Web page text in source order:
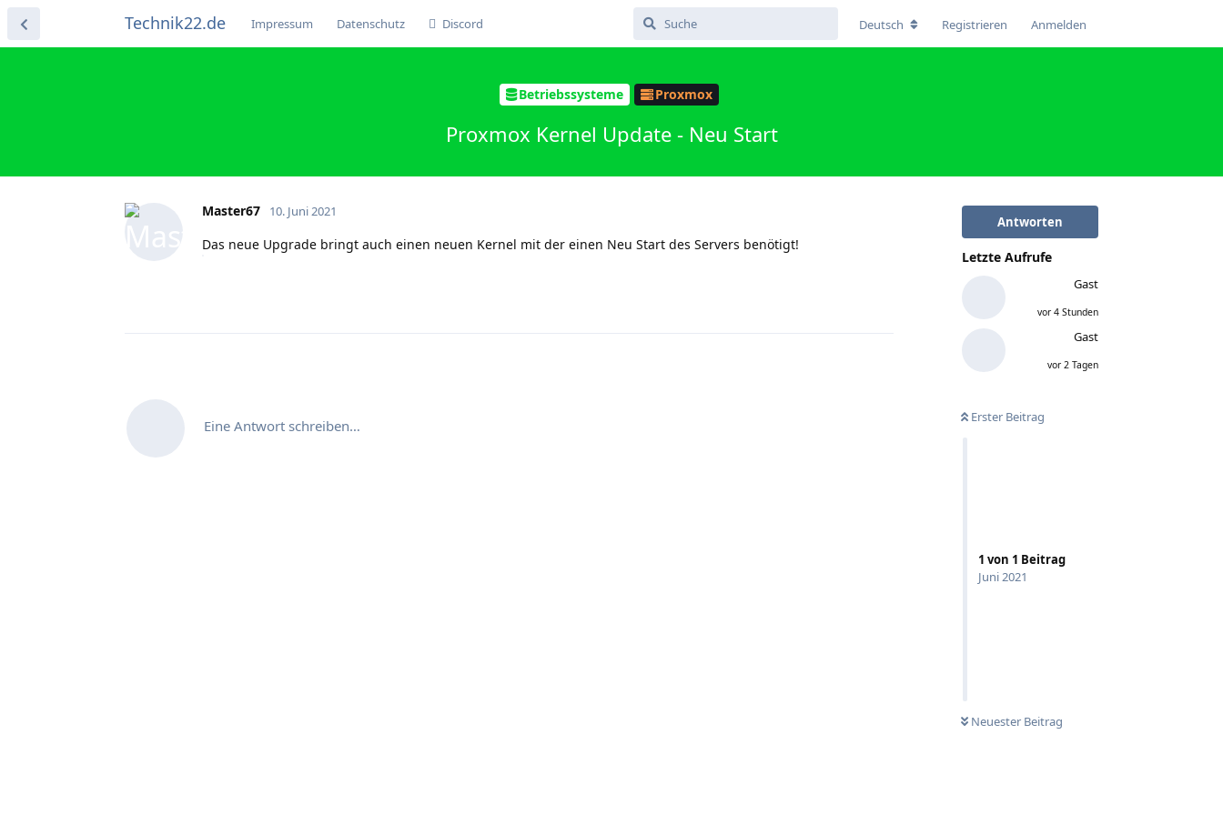
Technik22.de Impressum Datenschutz Discord Deutsch Registrieren Anmelden
Betriebssysteme Proxmox
Proxmox Kernel Update - Neu Start
Antworten
Letzte Aufrufe
Gast
vor 4 Stunden
Gast
vor 2 Tagen
Erster Beitrag
1 von 1 Beitrag
Juni 2021
Neuester Beitrag
Master67 10. Juni 2021
Das neue Upgrade bringt auch einen neuen Kernel mit der einen Neu Start des Servers benötigt!
Eine Antwort schreiben…